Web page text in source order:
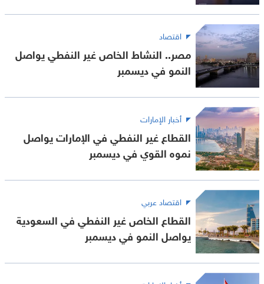
اقتصاد
مصر.. النشاط الخاص غير النفطي يواصل
النمو في ديسمبر
أخبار الإمارات
القطاع غير النفطي في الإمارات يواصل
نموه القوي في ديسمبر
اقتصاد عربي
القطاع الخاص غير النفطي في السعودية
يواصل النمو في ديسمبر